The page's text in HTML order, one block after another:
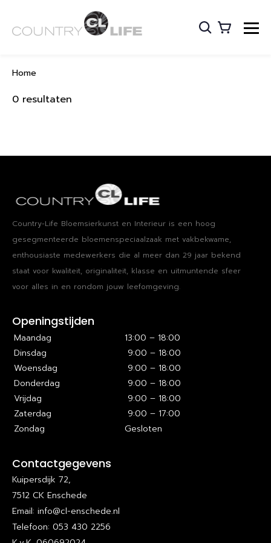
Home
0 resultaten
Country-Life Bloemsierkunst en Interieur is een hoog​ ​
gesegmenteerde bloemenspeciaalzaak met vakbekwame​, ​
enthousiaste medewerkers die al meer dan 29 jaar bekend
staat voor kwaliteit, originaliteit, klasse en uitmuntende sfeer
voor alles in en rondom jouw leefomgeving.
Openingstijden
Maandag
13:00 – 18:00
Dinsdag
9:00 – 18:00
Woensdag
9:00 – 18:00
Donderdag
9:00 – 18:00
Vrijdag
9:00 – 18:00
Zaterdag
9:00 – 17:00
Zondag
Gesloten
Contactgegevens
Kuipersdijk 72,
7512 CK Enschede
Email: info@cl-enschede.nl
Telefoon: 053 430 2256